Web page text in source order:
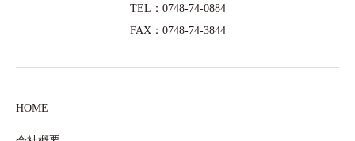
TEL：0748-74-0884
FAX：0748-74-3844
HOME